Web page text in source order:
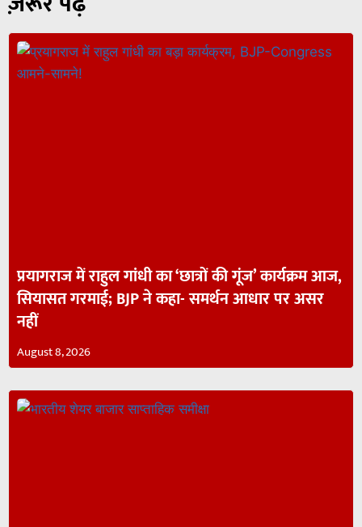
प्रयागराज में राहुल गांधी का ‘छात्रों की गूंज’ कार्यक्रम आज,
सियासत गरमाई; BJP ने कहा- समर्थन आधार पर असर
नहीं
August 8, 2026